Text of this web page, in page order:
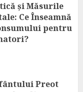
și Măsurile
Ce Înseamnă
pentru
Preot